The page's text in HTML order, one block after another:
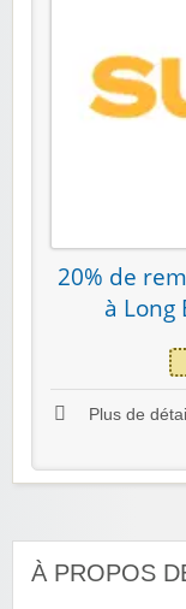
20% de
à Long
Plus de
À PROPOS